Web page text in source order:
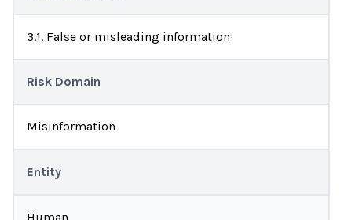
3.1. False or misleading information
Risk Domain
Misinformation
Entity